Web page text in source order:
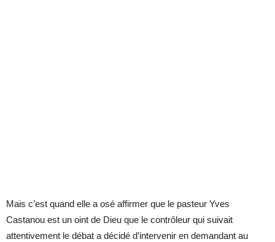
Mais c’est quand elle a osé affirmer que le pasteur Yves
Castanou est un oint de Dieu que le contrôleur qui suivait
attentivement le débat a décidé d’intervenir en demandant au